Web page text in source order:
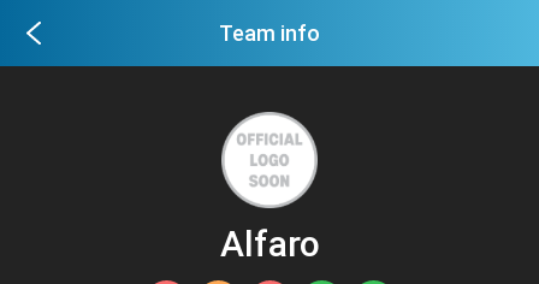
Team info
Alfaro